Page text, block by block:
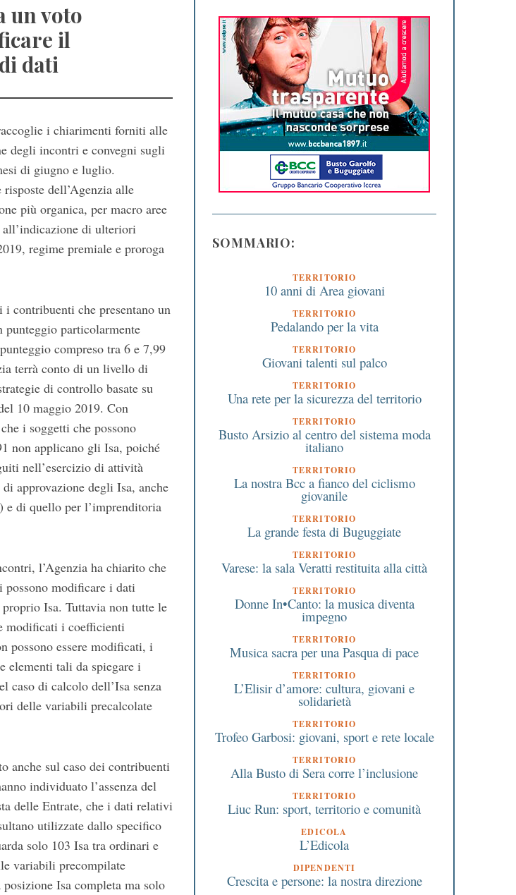
un voto
il
dati
i chiarimenti forniti alle
degli incontri e convegni sugli
di giugno e luglio.
dell’Agenzia alle
più organica, per macro aree
di ulteriori
regime premiale e proroga
i contribuenti che presentano un
punteggio particolarmente
compreso tra 6 e 7,99
terrà conto di un livello di
di controllo basate su
10 maggio 2019. Con
i soggetti che possono
non applicano gli Isa, poiché
nell’esercizio di attività
approvazione degli Isa, anche
e di quello per l’imprenditoria
l’Agenzia ha chiarito che
modificare i dati
Isa. Tuttavia non tutte le
modificati i coefficienti
possono essere modificati, i
elementi tali da spiegare i
caso di calcolo dell’Isa senza
delle variabili precalcolate
anche sul caso dei contribuenti
individuato l’assenza del
delle Entrate, che i dati relativi
utilizzate dallo specifico
solo 103 Isa tra ordinari e
variabili precompilate
Isa completa ma solo
SOMMARIO:
TERRITORIO
10 anni di Area giovani
TERRITORIO
Pedalando per la vita
TERRITORIO
Giovani talenti sul palco
TERRITORIO
Una rete per la sicurezza del territorio
TERRITORIO
Busto Arsizio al centro del sistema moda
italiano
TERRITORIO
La nostra Bcc a fianco del ciclismo
giovanile
TERRITORIO
La grande festa di Buguggiate
TERRITORIO
Varese: la sala Veratti restituita alla città
TERRITORIO
Donne In•Canto: la musica diventa
impegno
TERRITORIO
Musica sacra per una Pasqua di pace
TERRITORIO
L’Elisir d’amore: cultura, giovani e
solidarietà
TERRITORIO
Trofeo Garbosi: giovani, sport e rete locale
TERRITORIO
Alla Busto di Sera corre l’inclusione
TERRITORIO
Liuc Run: sport, territorio e comunità
EDICOLA
L’Edicola
DIPENDENTI
Crescita e persone: la nostra direzione